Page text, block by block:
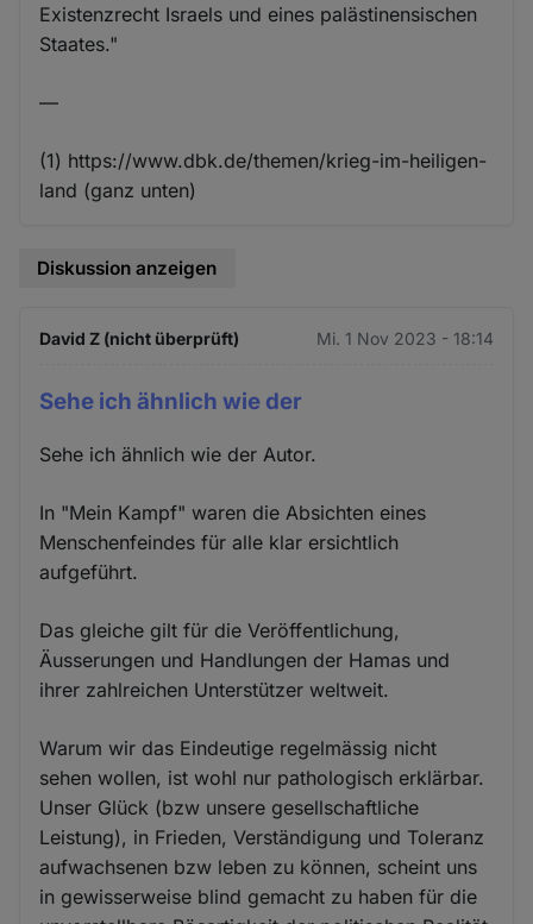
Existenzrecht Israels und eines palästinensischen
Staates."
—
(1) https://www.dbk.de/themen/krieg-im-heiligen-
land (ganz unten)
Diskussion anzeigen
David Z (nicht überprüft) Mi. 1 Nov 2023 - 18:14
Sehe ich ähnlich wie der
Sehe ich ähnlich wie der Autor.
In "Mein Kampf" waren die Absichten eines
Menschenfeindes für alle klar ersichtlich
aufgeführt.
Das gleiche gilt für die Veröffentlichung,
Äusserungen und Handlungen der Hamas und
ihrer zahlreichen Unterstützer weltweit.
Warum wir das Eindeutige regelmässig nicht
sehen wollen, ist wohl nur pathologisch erklärbar.
Unser Glück (bzw unsere gesellschaftliche
Leistung), in Frieden, Verständigung und Toleranz
aufwachsenen bzw leben zu können, scheint uns
in gewisserweise blind gemacht zu haben für die